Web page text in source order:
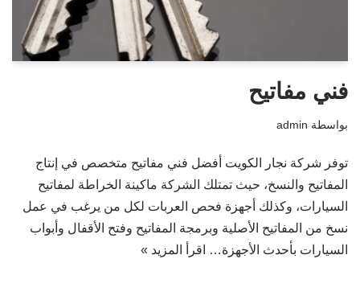
فني مفاتيح
بواسطة admin
توفر شركة نجار الكويت أفضل فني مفاتيح متخصص في إنتاج
المفاتيح والنسخ، حيث تمتلك الشركة ماكينة الخراطة لمفاتيح
السيارات، وكذلك أجهزة فحص العربات لكل من يرغب في عمل
نسخ من المفاتيح الأصلية وبرمجة المفاتيح وفتح الأقفال وأبواب
السيارات بأحدث الأجهزة…
اقرأ المزيد »